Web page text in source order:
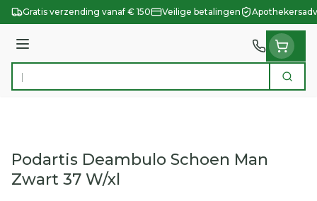
Ga naar de inhoud
Gratis verzending vanaf € 150 Veilige betalingen
Menu
Product, merk, categorie... Zoek
Podartis Deambulo Schoen Man
Zwart 37 W/xl